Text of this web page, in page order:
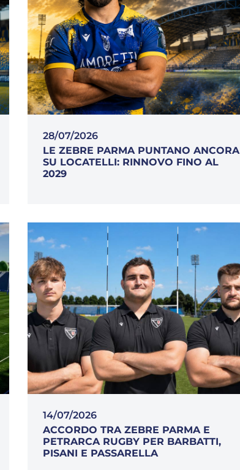
28/07/2026
LE ZEBRE PARMA PUNTANO ANCORA
SU LOCATELLI: RINNOVO FINO AL
2029
14/07/2026
ACCORDO TRA ZEBRE PARMA E
PETRARCA RUGBY PER BARBATTI,
PISANI E PASSARELLA